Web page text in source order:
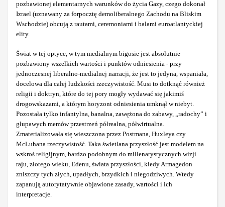
pozbawionej elementarnych warunków do życia Gazy, czego dokonał
Izrael (uznawany za forpocztę demoliberalnego Zachodu na Bliskim
Wschodzie) obcują z rautami, ceremoniami i balami euroatlantyckiej
elity.
Świat w tej optyce, w tym medialnym bigosie jest absolutnie
pozbawiony wszelkich wartości i punktów odniesienia - przy
jednoczesnej liberalno-medialnej narracji, że jest to jedyna, wspaniała,
docelowa dla całej ludzkości rzeczywistość. Musi to dotknąć również
religii i doktryn, które do tej pory mogły wydawać się jakimiś
drogowskazami, a którym horyzont odniesienia umknął w niebyt.
Pozostała tylko infantylna, banalna, zawężona do zabawy, „radochy” i
głupawych memów przestrzeń półrealna, półwirtualna.
Zmaterializowała się wieszczona przez Postmana, Huxleya czy
McLuhana rzeczywistość. Taka świetlana przyszłość jest modelem na
wskroś religijnym, bardzo podobnym do millenarystycznych wizji
raju, złotego wieku, Edenu, świata przyszłości, kiedy Armagedon
zniszczy tych złych, upadłych, brzydkich i niegodziwych. Wtedy
zapanują autorytatywnie objawione zasady, wartości i ich
interpretacje.